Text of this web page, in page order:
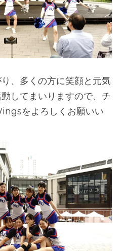
、多くの方に笑顔と元気
してまいりますので、チ
をよろしくお願いい